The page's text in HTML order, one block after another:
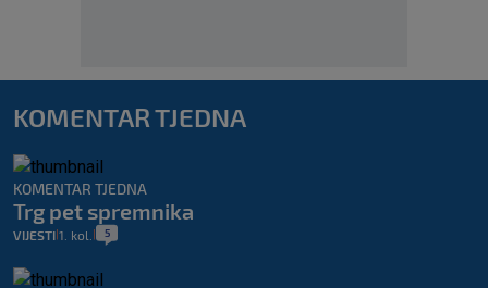
KOMENTAR TJEDNA
KOMENTAR TJEDNA
Trg pet spremnika
VIJESTI 1. kol. 5